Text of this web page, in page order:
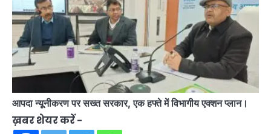
आपदा न्यूनीकरण पर सख्त सरकार, एक हफ्ते में विभागीय एक्शन प्लान।
ख़बर शेयर करें -